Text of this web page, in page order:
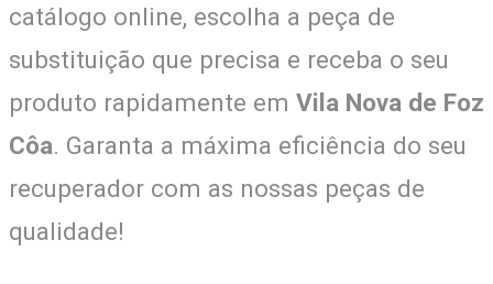
catálogo online, escolha a peça de
substituição que precisa e receba o seu
produto rapidamente em Vila Nova de Foz
Côa. Garanta a máxima eficiência do seu
recuperador com as nossas peças de
qualidade!